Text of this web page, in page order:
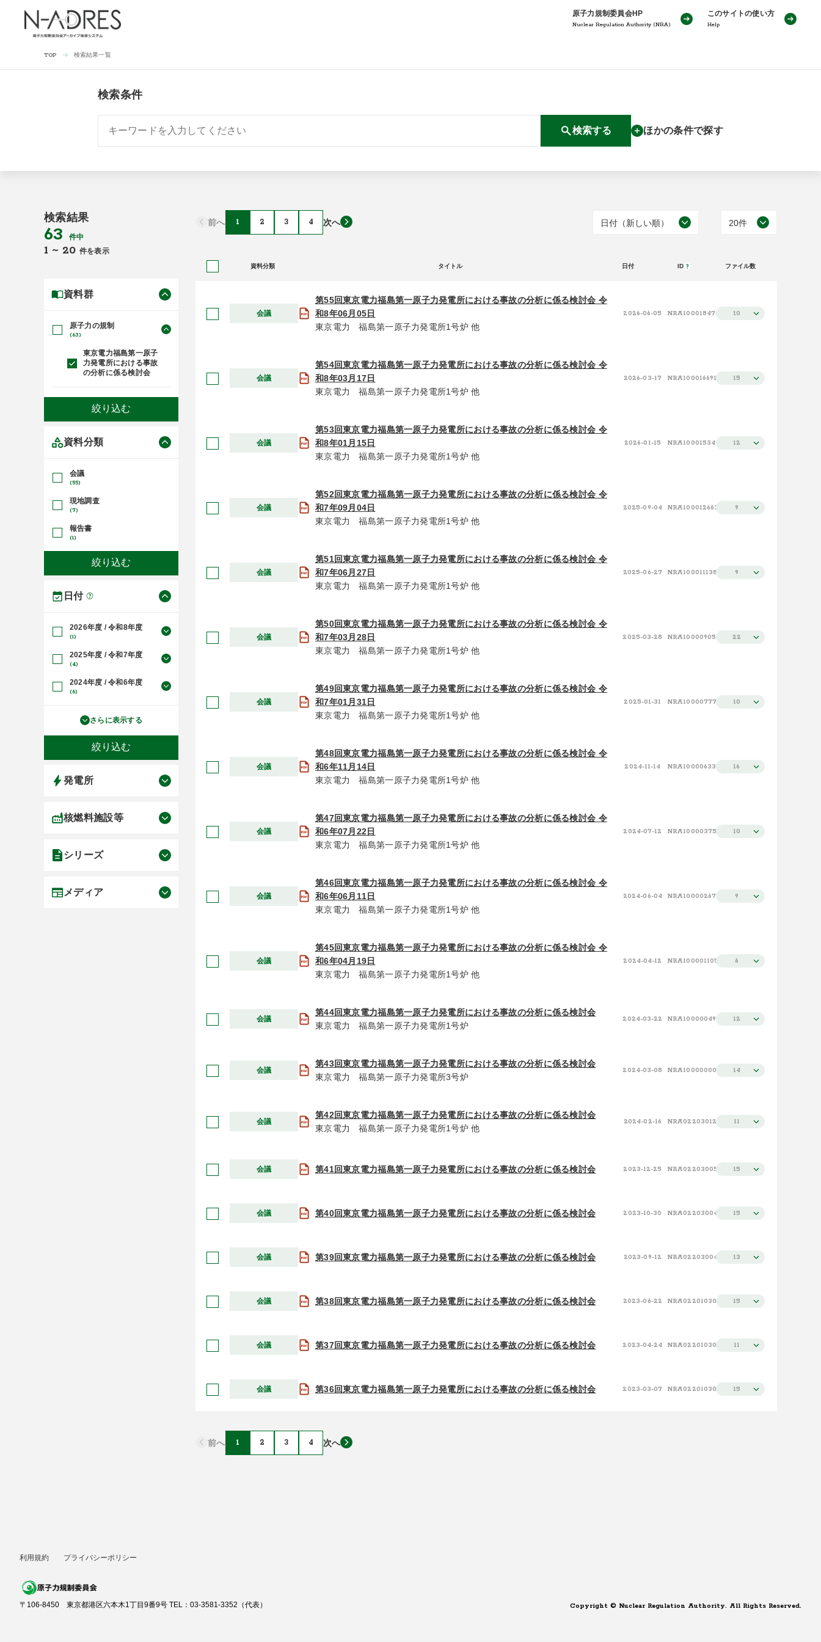
原子力規制委員会HP
Nuclear Regulation Authority (NRA)
このサイトの使い方
Help
TOP 検索結果一覧
検索条件
検索する ほかの条件で探す
検索結果
63 件中
1 ~ 20 件を表示
資料群
原子力の規制
(63)
東京電力福島第一原子
力発電所における事故
の分析に係る検討会
資料分類
会議
(55)
現地調査
(7)
報告書
(1)
日付
2026年度 / 令和8年度
(1)
2025年度 / 令和7年度
(4)
2024年度 / 令和6年度
(6)
さらに表示する
発電所
核燃料施設等
シリーズ
メディア
前へ 1 2 3 4 次へ 日付（新しい順）
日付（新しい順）
施設（降順）
タイトル（降順）
20件
50件
資料分類 タイトル 日付 ID ファイル数
会議
第55回東京電力福島第一原子力発電所における事故の分析に係る検討会 令
和8年06月05日
東京電力 福島第一原子力発電所1号炉 他
2026-06-05 NRA100018470 10
会議
第54回東京電力福島第一原子力発電所における事故の分析に係る検討会 令
和8年03月17日
東京電力 福島第一原子力発電所1号炉 他
2026-03-17 NRA100016691 15
会議
第53回東京電力福島第一原子力発電所における事故の分析に係る検討会 令
和8年01月15日
東京電力 福島第一原子力発電所1号炉 他
2026-01-15 NRA100015349 12
会議
第52回東京電力福島第一原子力発電所における事故の分析に係る検討会 令
和7年09月04日
東京電力 福島第一原子力発電所1号炉 他
2025-09-04 NRA100012663 9
会議
第51回東京電力福島第一原子力発電所における事故の分析に係る検討会 令
和7年06月27日
東京電力 福島第一原子力発電所1号炉 他
2025-06-27 NRA100011138 9
会議
第50回東京電力福島第一原子力発電所における事故の分析に係る検討会 令
和7年03月28日
東京電力 福島第一原子力発電所1号炉 他
2025-03-28 NRA100009056 22
会議
第49回東京電力福島第一原子力発電所における事故の分析に係る検討会 令
和7年01月31日
東京電力 福島第一原子力発電所1号炉 他
2025-01-31 NRA100007776 10
会議
第48回東京電力福島第一原子力発電所における事故の分析に係る検討会 令
和6年11月14日
東京電力 福島第一原子力発電所1号炉 他
2024-11-14 NRA100006337 16
会議
第47回東京電力福島第一原子力発電所における事故の分析に係る検討会 令
和6年07月22日
東京電力 福島第一原子力発電所1号炉 他
2024-07-12 NRA100003753 10
会議
第46回東京電力福島第一原子力発電所における事故の分析に係る検討会 令
和6年06月11日
東京電力 福島第一原子力発電所1号炉 他
2024-06-04 NRA100002677 9
会議
第45回東京電力福島第一原子力発電所における事故の分析に係る検討会 令
和6年04月19日
東京電力 福島第一原子力発電所1号炉 他
2024-04-12 NRA100001105 6
会議
第44回東京電力福島第一原子力発電所における事故の分析に係る検討会
東京電力 福島第一原子力発電所1号炉
2024-03-22 NRA100000499 12
会議
第43回東京電力福島第一原子力発電所における事故の分析に係る検討会
東京電力 福島第一原子力発電所3号炉
2024-03-08 NRA100000006 14
会議
第42回東京電力福島第一原子力発電所における事故の分析に係る検討会
東京電力 福島第一原子力発電所1号炉 他
2024-02-16 NRA022030125 11
会議 第41回東京電力福島第一原子力発電所における事故の分析に係る検討会 2023-12-25 NRA022030050 15
会議 第40回東京電力福島第一原子力発電所における事故の分析に係る検討会 2023-10-30 NRA022030049 15
会議 第39回東京電力福島第一原子力発電所における事故の分析に係る検討会 2023-09-12 NRA022030048 13
会議 第38回東京電力福島第一原子力発電所における事故の分析に係る検討会 2023-06-22 NRA022010302 15
会議 第37回東京電力福島第一原子力発電所における事故の分析に係る検討会 2023-04-24 NRA022010301 11
会議 第36回東京電力福島第一原子力発電所における事故の分析に係る検討会 2023-03-07 NRA022010300 15
前へ 1 2 3 4 次へ
利用規約 プライバシーポリシー
〒106-8450 東京都港区六本木1丁目9番9号 TEL：03-3581-3352（代表） Copyright © Nuclear Regulation Authority. All Rights Reserved.